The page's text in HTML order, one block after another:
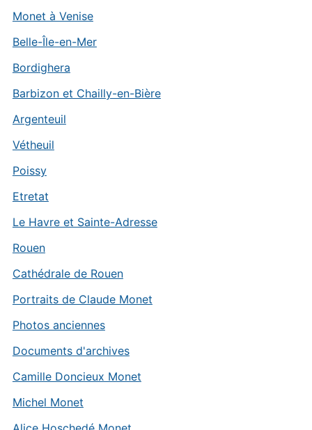
Monet à Venise
Belle-Île-en-Mer
Bordighera
Barbizon et Chailly-en-Bière
Argenteuil
Vétheuil
Poissy
Etretat
Le Havre et Sainte-Adresse
Rouen
Cathédrale de Rouen
Portraits de Claude Monet
Photos anciennes
Documents d'archives
Camille Doncieux Monet
Michel Monet